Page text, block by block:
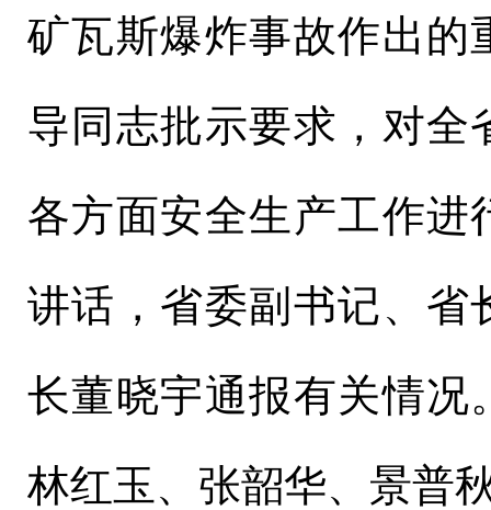
矿瓦斯爆炸事故作出的
导同志批示要求，对全
各方面安全生产工作进
讲话，省委副书记、省
长董晓宇通报有关情况
林红玉、张韶华、景普